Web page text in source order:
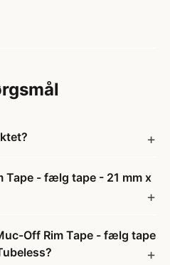
Tape - fælg tape - 21 mm x
Off Rim Tape - fælg tape